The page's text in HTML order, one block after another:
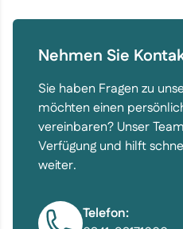
Nehmen Sie
Sie haben Fragen zu
möchten einen
vereinbaren? Unser
Verfügung und hilft
weiter.
Telefon: